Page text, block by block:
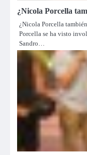
¿Nicola Porcella
¿Nicola Porcella
Porcella se ha visto
Sandro…